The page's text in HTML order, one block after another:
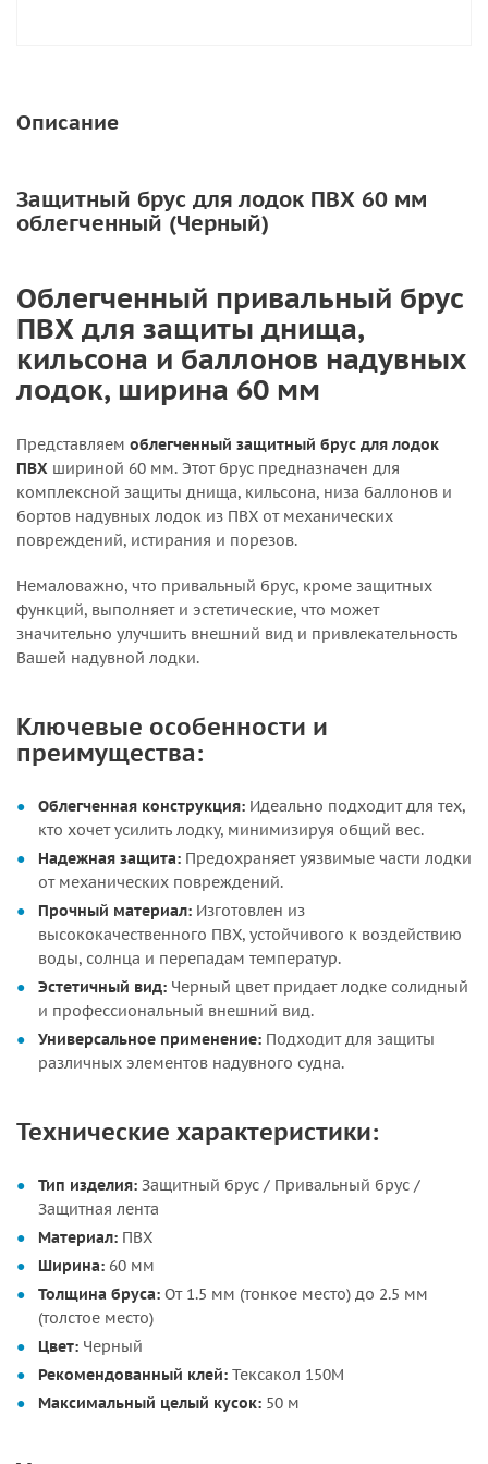
Описание
Защитный брус для лодок ПВХ 60 мм
облегченный (Черный)
Облегченный привальный брус
ПВХ для защиты днища,
кильсона и баллонов надувных
лодок, ширина 60 мм
Представляем облегченный защитный брус для лодок
ПВХ шириной 60 мм. Этот брус предназначен для
комплексной защиты днища, кильсона, низа баллонов и
бортов надувных лодок из ПВХ от механических
повреждений, истирания и порезов.
Немаловажно, что привальный брус, кроме защитных
функций, выполняет и эстетические, что может
значительно улучшить внешний вид и привлекательность
Вашей надувной лодки.
Ключевые особенности и
преимущества:
Облегченная конструкция: Идеально подходит для тех,
кто хочет усилить лодку, минимизируя общий вес.
Надежная защита: Предохраняет уязвимые части лодки
от механических повреждений.
Прочный материал: Изготовлен из
высококачественного ПВХ, устойчивого к воздействию
воды, солнца и перепадам температур.
Эстетичный вид: Черный цвет придает лодке солидный
и профессиональный внешний вид.
Универсальное применение: Подходит для защиты
различных элементов надувного судна.
Технические характеристики:
Тип изделия: Защитный брус / Привальный брус /
Защитная лента
Материал: ПВХ
Ширина: 60 мм
Толщина бруса: От 1.5 мм (тонкое место) до 2.5 мм
(толстое место)
Цвет: Черный
Рекомендованный клей: Тексакол 150М
Максимальный целый кусок: 50 м